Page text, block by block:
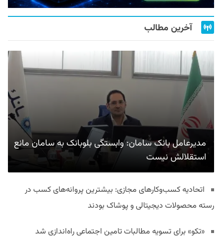
آخرین مطالب
مدیرعامل بانک سامان: وابستگی بلوبانک به سامان مانع
استقلالش نیست
اتحادیه کسب‌وکارهای مجازی: بیشترین پروانه‌های کسب در
رسته محصولات دیجیتالی و پوشاک بودند
«تکو» برای تسویه مطالبات تامین اجتماعی راه‌اندازی شد